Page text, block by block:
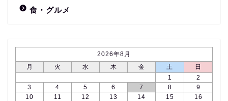
食・グルメ
2026年8月
月
火 水 木 金 土
日
1
2
3
4 5 6 7 8
9
10
11 12 13 14 15
16